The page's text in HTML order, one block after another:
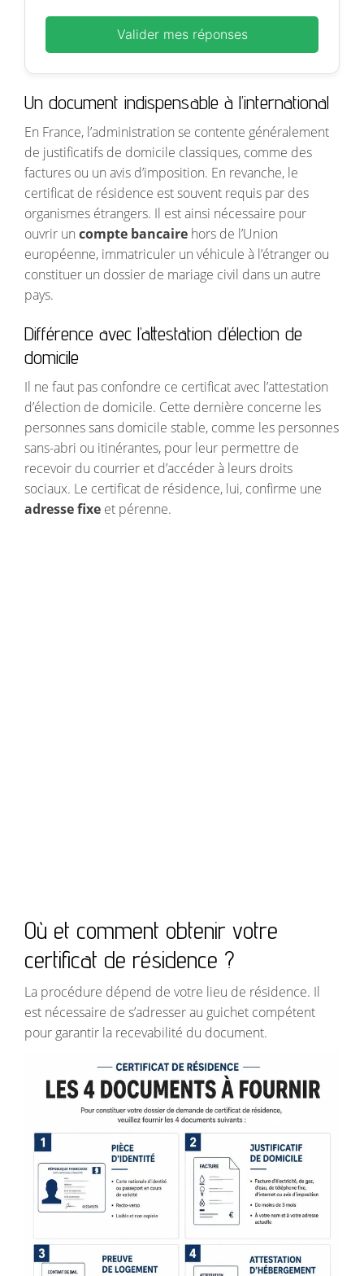
Valider mes réponses
Un document indispensable à l’international
En France, l’administration se contente généralement
de justificatifs de domicile classiques, comme des
factures ou un avis d’imposition. En revanche, le
certificat de résidence est souvent requis par des
organismes étrangers. Il est ainsi nécessaire pour
ouvrir un compte bancaire hors de l’Union
européenne, immatriculer un véhicule à l’étranger ou
constituer un dossier de mariage civil dans un autre
pays.
Différence avec l’attestation d’élection de
domicile
Il ne faut pas confondre ce certificat avec l’attestation
d’élection de domicile. Cette dernière concerne les
personnes sans domicile stable, comme les personnes
sans-abri ou itinérantes, pour leur permettre de
recevoir du courrier et d’accéder à leurs droits
sociaux. Le certificat de résidence, lui, confirme une
adresse fixe et pérenne.
Où et comment obtenir votre
certificat de résidence ?
La procédure dépend de votre lieu de résidence. Il
est nécessaire de s’adresser au guichet compétent
pour garantir la recevabilité du document.